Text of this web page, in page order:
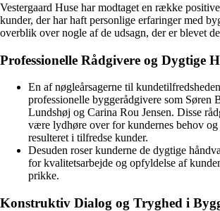
Vestergaard Huse har modtaget en række
kunder, der har haft personlige erfaringer med
overblik over nogle af de udsagn, der er blevet
Professionelle Rådgivere og Dygtige
En af nøgleårsagerne til
professionelle byggerådgivere som Søren
Lundshøj og Carina Rou Jensen. Disse
være lydhøre over for kundernes behov
resulteret i tilfredse kunder.
Desuden roser kunderne de dygtige
for kvalitetsarbejde og opfyldelse af
prikke.
Konstruktiv Dialog og Tryghed i